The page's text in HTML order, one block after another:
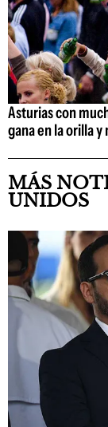
Asturias con
gana en la orilla
MÁS
UNIDOS